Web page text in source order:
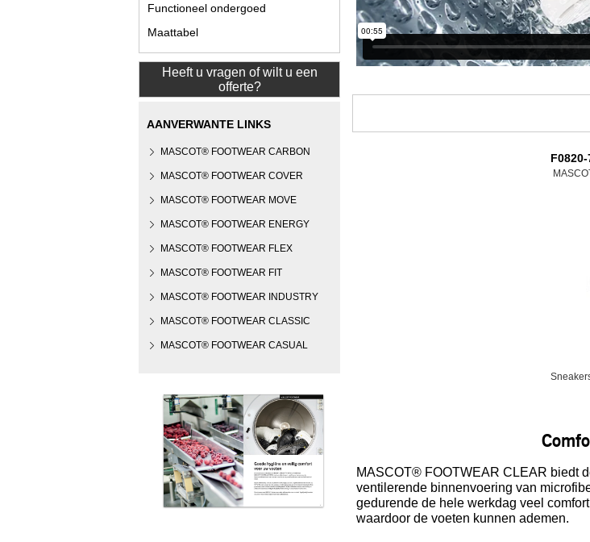
F0820-
MASCOT® FOOTWEAR CLEAR biedt
ventilerende binnenvoering van
gedurende de hele werkdag veel
waardoor de voeten kunnen ademen.
Functioneel ondergoed
Maattabel
Heeft u vragen of wilt u een
offerte?
AANVERWANTE LINKS
MASCOT® FOOTWEAR CARBON
MASCOT® FOOTWEAR COVER
MASCOT® FOOTWEAR MOVE
MASCOT® FOOTWEAR ENERGY
MASCOT® FOOTWEAR FLEX
MASCOT® FOOTWEAR FIT
MASCOT® FOOTWEAR INDUSTRY
MASCOT® FOOTWEAR CLASSIC
MASCOT® FOOTWEAR CASUAL